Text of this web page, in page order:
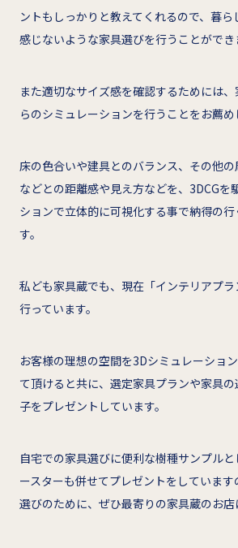
ントもしっかりと教えてくれるので、暮
感じないような家具選びを行うことができ
また適切なサイズ感を確認するためには
らのシミュレーションを行うことをお薦め
床の色合いや建具とのバランス、その他
などとの距離感や見え方などを、3DCGを
ションで立体的に可視化する事で納得の
す。
私ども家具蔵でも、現在「インテリアプ
行っています。
お客様の理想の空間を3Dシミュレーショ
て頂けると共に、選定家具プランや家具
子をプレゼントしています。
自宅での家具選びに便利な樹種サンプル
ースターも併せてプレゼントをしていま
選びのために、ぜひ最寄りの家具蔵のお店